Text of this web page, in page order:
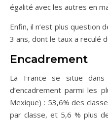
égalité avec les autres en
Enfin, il n’est plus question
3 ans, dont le taux a reculé
Encadrement
La France se situe
d’encadrement parmi les
Mexique) : 53,6% des
par classe, et 5,6 % plus